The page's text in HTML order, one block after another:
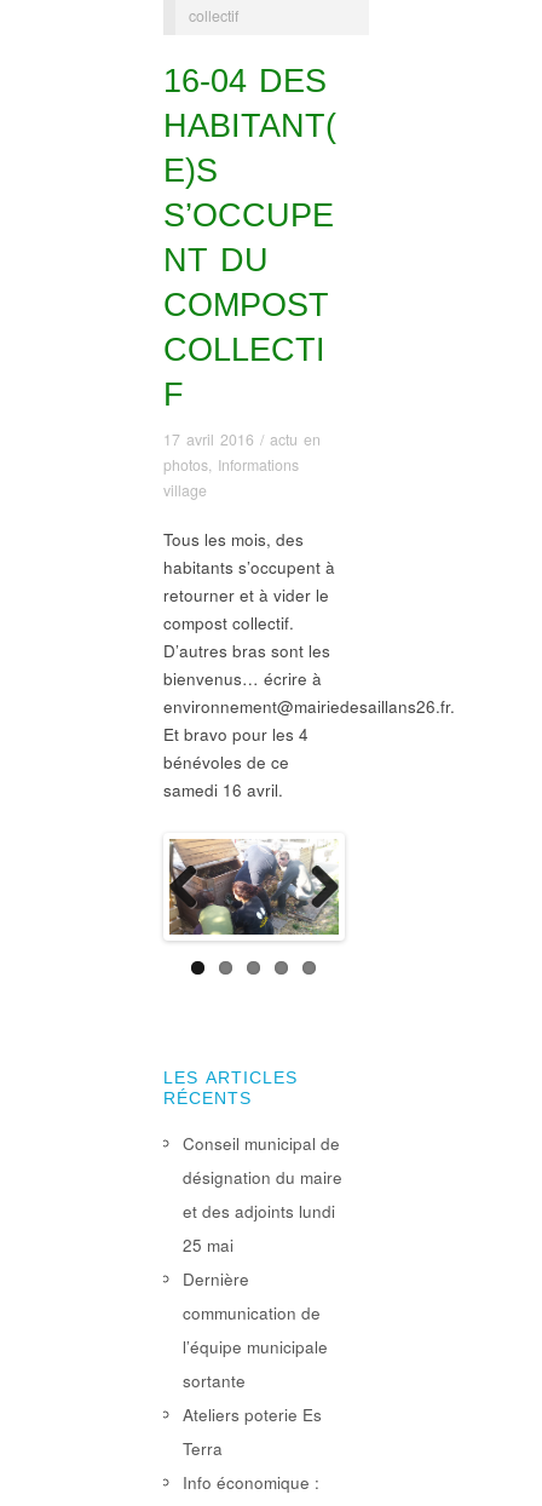
collectif
16-04 DES
HABITANT(
E)S
S’OCCUPE
NT DU
COMPOST
COLLECTI
F
17 avril 2016 / actu en
photos, Informations
village
Tous les mois, des
habitants s’occupent à
retourner et à vider le
compost collectif.
D’autres bras sont les
bienvenus… écrire à
environnement@mairiedesaillans26.fr.
Et bravo pour les 4
bénévoles de ce
samedi 16 avril.
Previous Next
LES ARTICLES
RÉCENTS
Conseil municipal de
désignation du maire
et des adjoints lundi
25 mai
Dernière
communication de
l’équipe municipale
sortante
Ateliers poterie Es
Terra
Info économique :